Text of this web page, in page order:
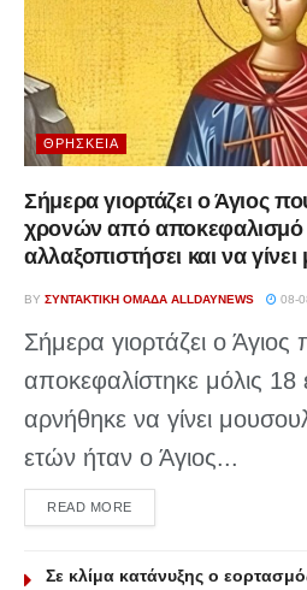
ΘΡΗΣΚΕΊΑ
Σήμερα γιορτάζει ο Άγιος
χρονών από αποκεφαλισμό
αλλαξοπιστήσει και να
BY ΣΥΝΤΑΚΤΙΚΉ ΟΜΆΔΑ ALLDAYNEWS 08-
Σήμερα γιορτάζει ο Άγιος
αποκεφαλίστηκε μόλις 18
αρνήθηκε να γίνει
ετών ήταν ο Άγιος...
READ MOREDETAILS
Σε κλίμα κατάνυξης ο